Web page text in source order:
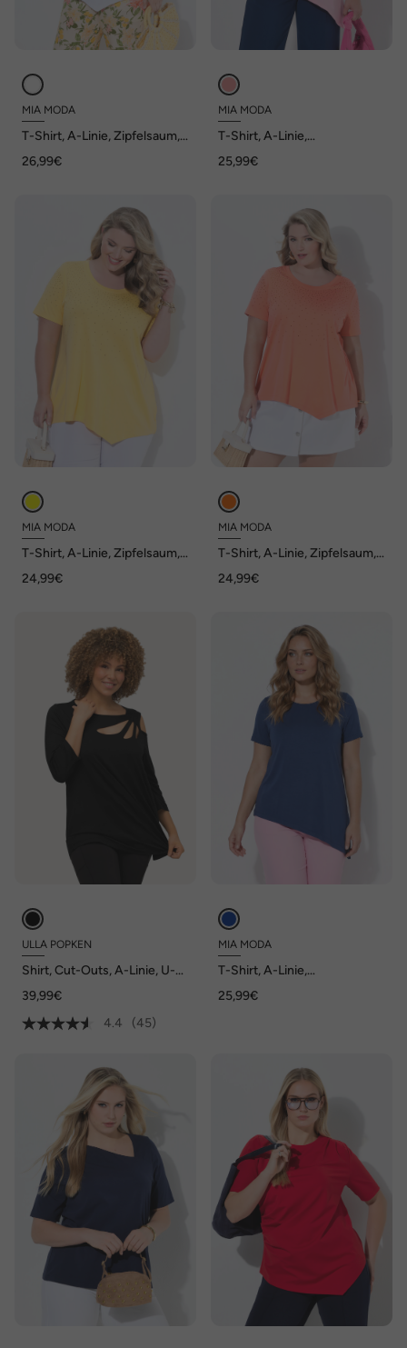
MIA MODA
T-Shirt, A-Linie, Zipfelsaum,
26,99€
MIA MODA
T-Shirt, A-Linie,
25,99€
MIA MODA
T-Shirt, A-Linie, Zipfelsaum,
24,99€
MIA MODA
T-Shirt, A-Linie, Zipfelsaum,
24,99€
ULLA POPKEN
Shirt, Cut-Outs, A-Linie, U-
39,99€
4.4
(45)
MIA MODA
T-Shirt, A-Linie,
25,99€